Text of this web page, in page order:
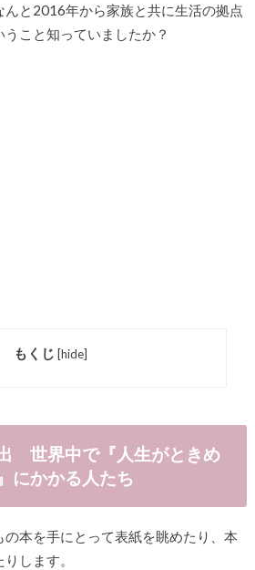
んと2016年から家族と共に生活の拠点
こと知っていましたか？
もくじ [hide]
世界中で『人生がときめ
にかかる人たち
本を手にとって表紙を眺めたり、本
します。